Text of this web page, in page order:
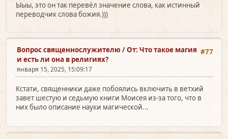
Ыыы, это он так перевёл значение слова, как истинный
переводчик слова божия.)))
#77
Вопрос священно­служителю /От: Что такое магия
и есть ли она в религиях?
января 15, 2025, 15:09:17
Кстати, священники даже побоялись включить в ветхий
завет шестую и седьмую книги Моисея из-за того, что в
них было описание науки магической...